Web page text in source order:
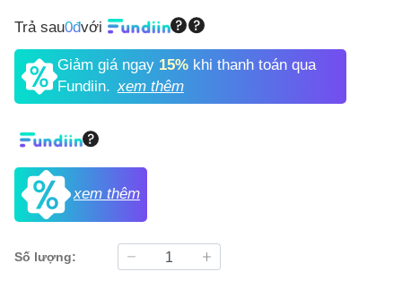
Trả sau0đvới
Giảm giá ngay 15%khi thanh toán qua
Fundiin. xem thêm
xem thêm
Số lượng: